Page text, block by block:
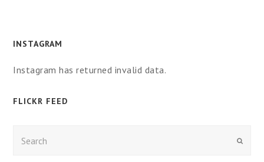
INSTAGRAM
Instagram has returned invalid data.
FLICKR FEED
Enviar